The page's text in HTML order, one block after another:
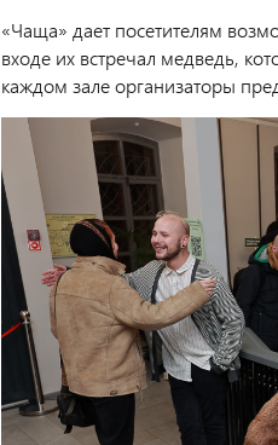
«Чаща» дает посетителям
входе их встречал медведь,
каждом зале организаторы